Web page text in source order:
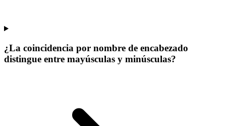
¿La coincidencia por nombre de encabezado
distingue entre mayúsculas y minúsculas?